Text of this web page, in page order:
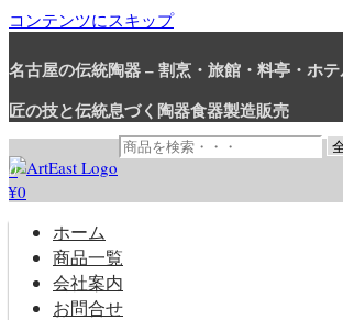
コンテンツにスキップ
名古屋の伝統陶器 – 割烹・旅館・料亭・ホ
匠の技と伝統息づく陶器食器製造販売
和食器・洋食器通販｜割烹・旅館・料亭・ホ
業務用から個人用まで、おしゃれでかわい
0
¥0
ホーム
商品一覧
会社案内
お問合せ